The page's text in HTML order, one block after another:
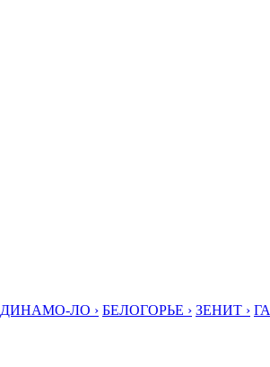
ДИНАМО-ЛО › БЕЛОГОРЬЕ › ЗЕНИТ ›